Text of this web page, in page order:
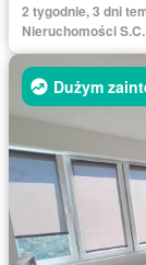
2 tygodnie, 3 dni
Nieruchomości S.C.
Dużym